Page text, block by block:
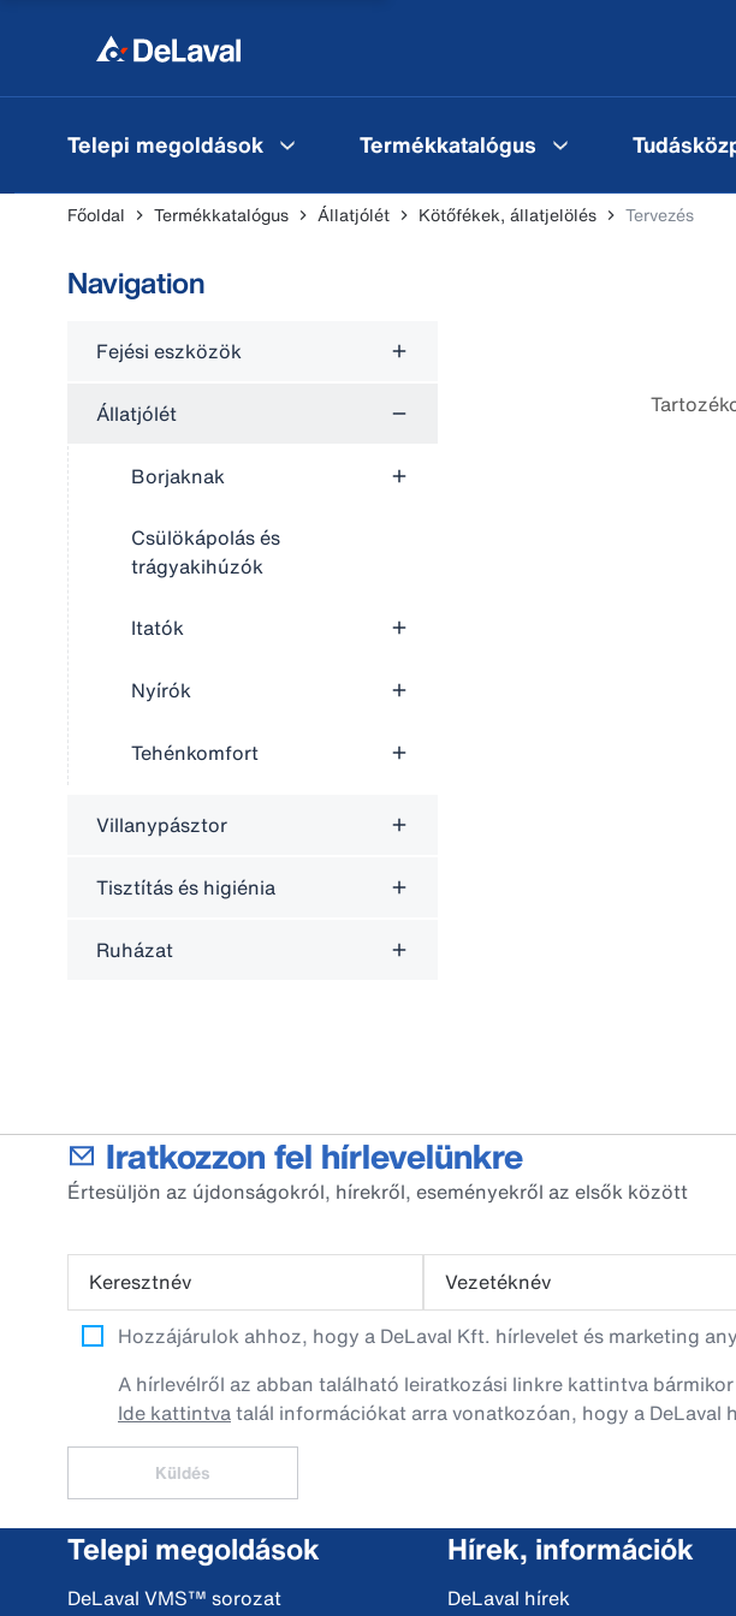
Telepi megoldások Termékkatalógus
Főoldal Termékkatalógus Állatjólét Kötőfékek, állatjelölés Tervezés
Navigation
Fejési eszközök
Állatjólét
Borjaknak
Csülökápolás és
trágyakihúzók
Itatók
Nyírók
Tehénkomfort
Villanypásztor
Tisztítás és higiénia
Ruházat
Iratkozzon fel hírlevelünkre
Értesüljön az újdonságokról, hírekről, eseményekről az elsők között
Keresztnév Vezetéknév
Hozzájárulok ahhoz, hogy a DeLaval Kft. hírlevelet és marketing
A hírlevélről az abban található leiratkozási linkre kattintva
Ide kattintvatalál információkat arra vonatkozóan, hogy a
Küldés
Telepi megoldások
DeLaval VMS™ sorozat
Hírek, információk
DeLaval hírek